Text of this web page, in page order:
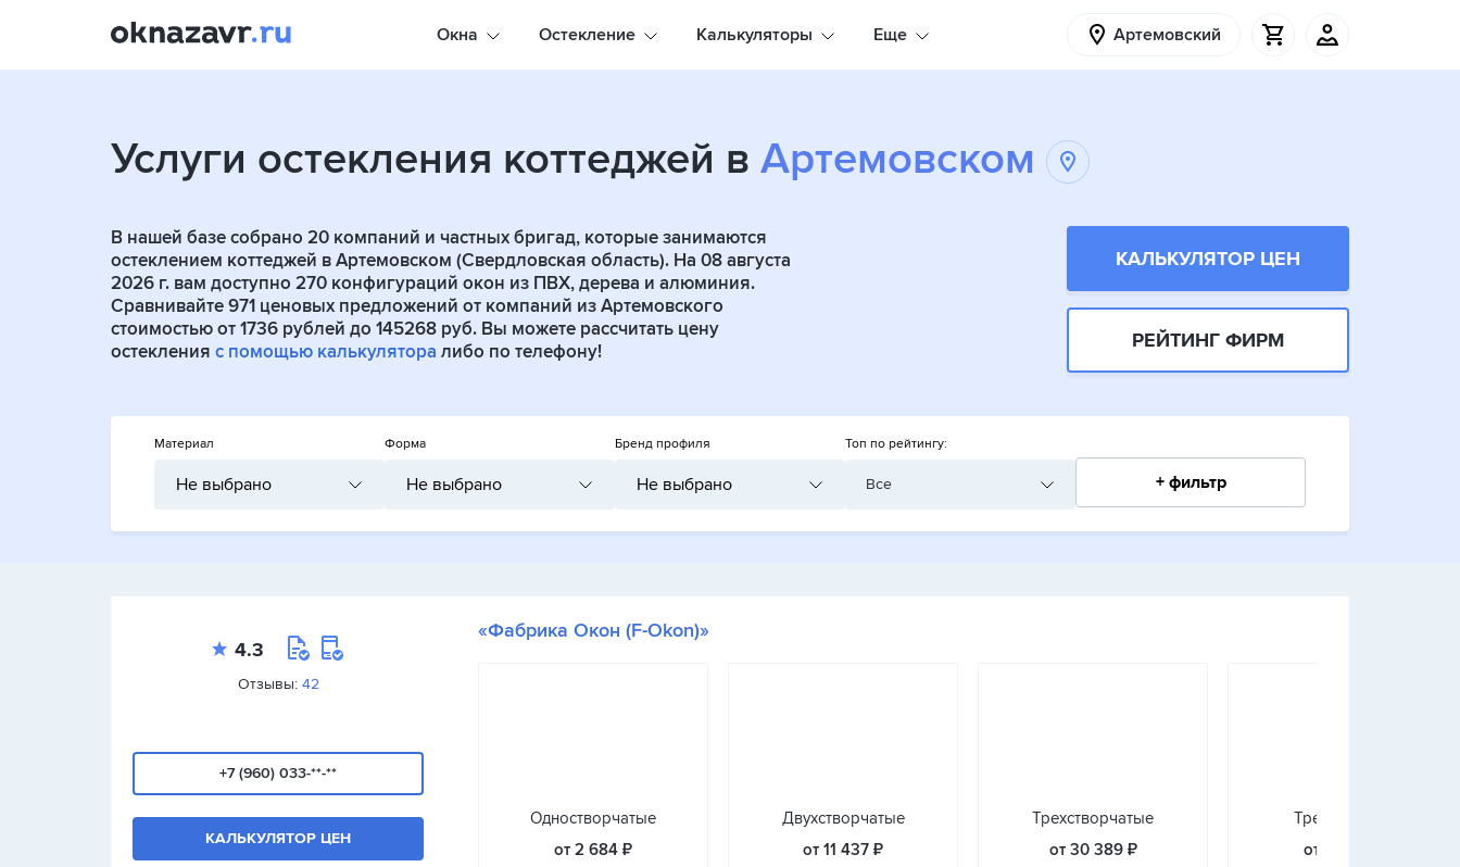
Окна Остекление Калькуляторы Еще Артемовский
Услуги остекления коттеджей в Артемовском
В нашей базе собрано 20 компаний и частных бригад, которые занимаются
остеклением коттеджей в Артемовском (Свердловская область). На 08 августа
2026 г. вам доступно 270 конфигураций окон из ПВХ, дерева и алюминия.
Сравнивайте 971 ценовых предложений от компаний из Артемовского
стоимостью от 1736 рублей до 145268 руб. Вы можете рассчитать цену
остекления с помощью калькулятора либо по телефону!
КАЛЬКУЛЯТОР ЦЕН
РЕЙТИНГ ФИРМ
Материал
Не выбрано
Форма
Не выбрано
Бренд профиля
Не выбрано
Топ по рейтингу:
Все + фильтр
4.3
Отзывы: 42
+7 (960) 033-**-**
КАЛЬКУЛЯТОР ЦЕН
«Фабрика Окон (F-Okon)»
Одностворчатые
от 2 684 ₽
Двухстворчатые
от 11 437 ₽
Трехстворчатые
от 30 389 ₽
Треугольные
от 3 233 ₽